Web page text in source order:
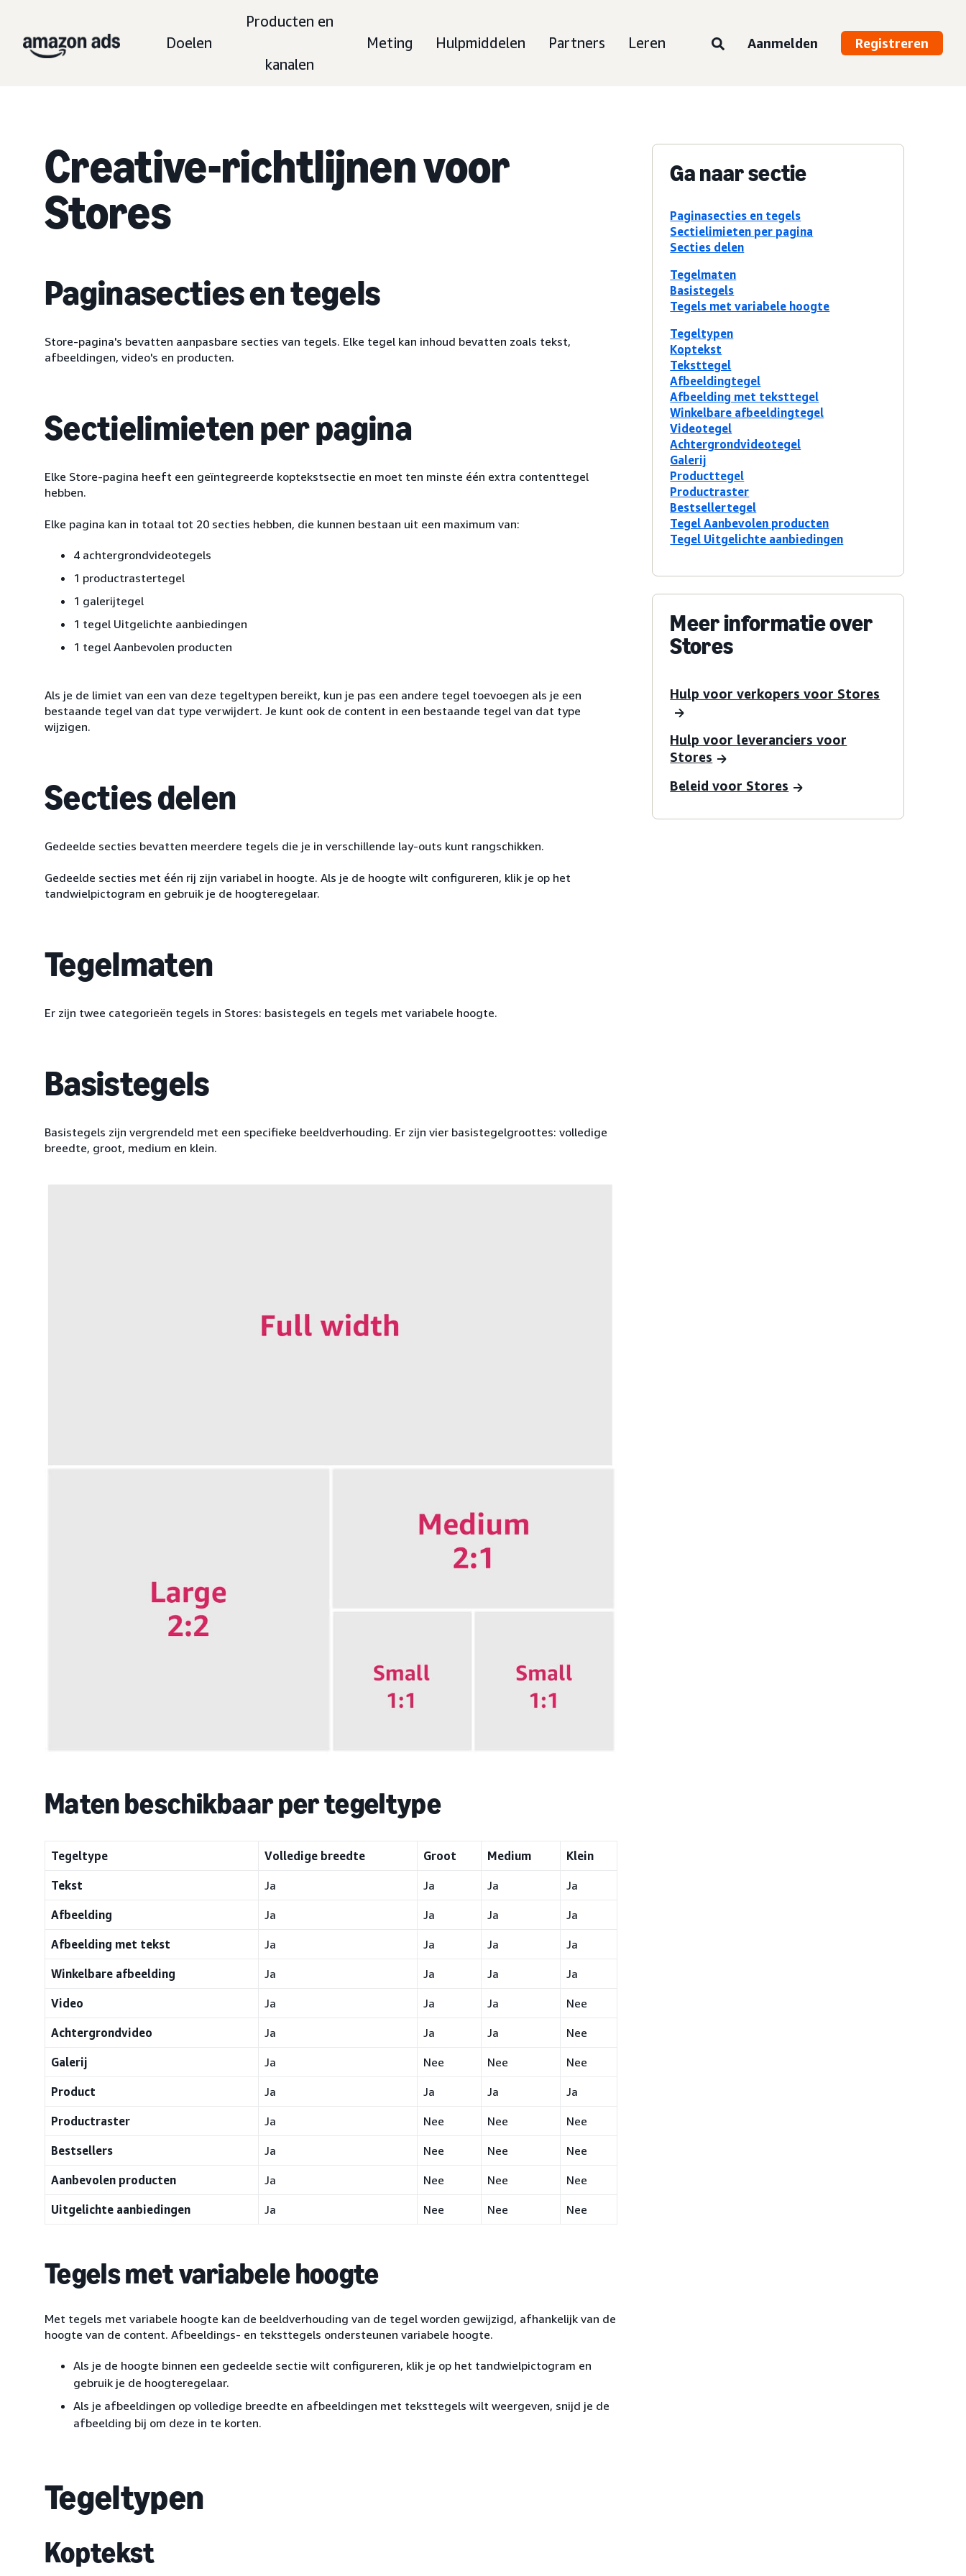
Doelen
Producten en
kanalen
Meting Hulpmiddelen Partners Leren Aanmelden Registreren
Creative-richtlijnen voor
Stores
Paginasecties en tegels
Store-pagina's bevatten aanpasbare secties van tegels. Elke tegel kan inhoud bevatten zoals tekst,
afbeeldingen, video's en producten.
Sectielimieten per pagina
Elke Store-pagina heeft een geïntegreerde koptekstsectie en moet ten minste één extra contenttegel
hebben.
Elke pagina kan in totaal tot 20 secties hebben, die kunnen bestaan uit een maximum van:
4 achtergrondvideotegels
1 productrastertegel
1 galerijtegel
1 tegel Uitgelichte aanbiedingen
1 tegel Aanbevolen producten
Als je de limiet van een van deze tegeltypen bereikt, kun je pas een andere tegel toevoegen als je een
bestaande tegel van dat type verwijdert. Je kunt ook de content in een bestaande tegel van dat type
wijzigen.
Secties delen
Gedeelde secties bevatten meerdere tegels die je in verschillende lay-outs kunt rangschikken.
Gedeelde secties met één rij zijn variabel in hoogte. Als je de hoogte wilt configureren, klik je op het
tandwielpictogram en gebruik je de hoogteregelaar.
Tegelmaten
Er zijn twee categorieën tegels in Stores: basistegels en tegels met variabele hoogte.
Basistegels
Basistegels zijn vergrendeld met een specifieke beeldverhouding. Er zijn vier basistegelgroottes: volledige
breedte, groot, medium en klein.
Maten beschikbaar per tegeltype
Tegeltype Volledige breedte Groot Medium Klein
Tekst Ja Ja Ja Ja
Afbeelding Ja Ja Ja Ja
Afbeelding met tekst Ja Ja Ja Ja
Winkelbare afbeelding Ja Ja Ja Ja
Video Ja Ja Ja Nee
Achtergrondvideo Ja Ja Ja Nee
Galerij Ja Nee Nee Nee
Product Ja Ja Ja Ja
Productraster Ja Nee Nee Nee
Bestsellers Ja Nee Nee Nee
Aanbevolen producten Ja Nee Nee Nee
Uitgelichte aanbiedingen Ja Nee Nee Nee
Tegels met variabele hoogte
Met tegels met variabele hoogte kan de beeldverhouding van de tegel worden gewijzigd, afhankelijk van de
hoogte van de content. Afbeeldings- en teksttegels ondersteunen variabele hoogte.
Als je de hoogte binnen een gedeelde sectie wilt configureren, klik je op het tandwielpictogram en
gebruik je de hoogteregelaar.
Als je afbeeldingen op volledige breedte en afbeeldingen met teksttegels wilt weergeven, snijd je de
afbeelding bij om deze in te korten.
Tegeltypen
Koptekst
Ga naar sectie
Paginasecties en tegels
Sectielimieten per pagina
Secties delen
Tegelmaten
Basistegels
Tegels met variabele hoogte
Tegeltypen
Koptekst
Teksttegel
Afbeeldingtegel
Afbeelding met teksttegel
Winkelbare afbeeldingtegel
Videotegel
Achtergrondvideotegel
Galerij
Producttegel
Productraster
Bestsellertegel
Tegel Aanbevolen producten
Tegel Uitgelichte aanbiedingen
Meer informatie over
Stores
Hulp voor verkopers voor Stores
Hulp voor leveranciers voor
Stores
Beleid voor Stores